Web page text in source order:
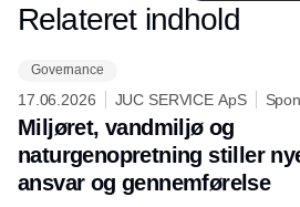
Annonce
Relateret indhold
Governance
17.06.2026 JUC SERVICE ApS
Miljøret, vandmiljø og
naturgenopretning stiller
ansvar og gennemførelse